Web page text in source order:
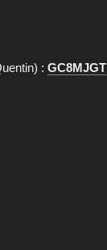
: GC8MJGT